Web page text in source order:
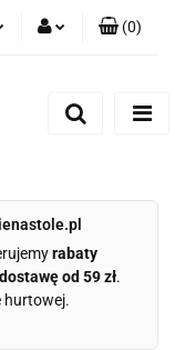
(0)
rabaty
od 59 zł.
hurtowej.